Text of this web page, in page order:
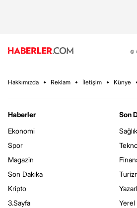
©
Hakkımızda Reklam İletişim Künye
Haberler
Ekonomi
Spor
Magazin
Son Dakika
Kripto
3.Sayfa
Son
Sağlık
Yerel